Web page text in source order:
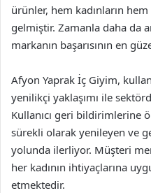
ürünler, hem kadınların
gelmiştir. Zamanla daha da
markanın başarısının en
Afyon Yaprak İç Giyim,
yenilikçi yaklaşımı ile
Kullanıcı geri bildirimlerine
sürekli olarak yenileyen ve
yolunda ilerliyor. Müşteri
her kadının ihtiyaçlarına
etmektedir.